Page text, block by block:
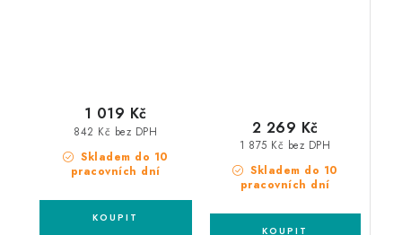
Skladem do 10
pracovních dní
842 Kč bez DPH
1 019 Kč
Skladem do 10
pracovních dní
1 875 Kč bez DPH
2 269 Kč